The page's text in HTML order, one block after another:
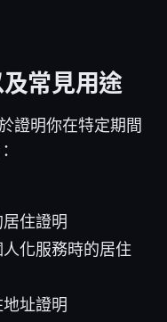
常見用途
證明你在特定期間
住證明
化服務時的居住
址證明